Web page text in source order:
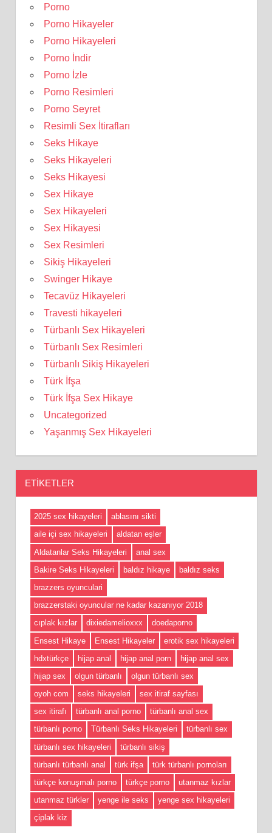
Porno
Porno Hikayeler
Porno Hikayeleri
Porno İndir
Porno İzle
Porno Resimleri
Porno Seyret
Resimli Sex İtirafları
Seks Hikaye
Seks Hikayeleri
Seks Hikayesi
Sex Hikaye
Sex Hikayeleri
Sex Hikayesi
Sex Resimleri
Sikiş Hikayeleri
Swinger Hikaye
Tecavüz Hikayeleri
Travesti hikayeleri
Türbanlı Sex Hikayeleri
Türbanlı Sex Resimleri
Türbanlı Sikiş Hikayeleri
Türk İfşa
Türk İfşa Sex Hikaye
Uncategorized
Yaşanmış Sex Hikayeleri
ETIKETLER
2025 sex hikayeleri
ablasını sikti
aile içi sex hikayeleri
aldatan eşler
Aldatanlar Seks Hikayeleri
anal sex
Bakire Seks Hikayeleri
baldız hikaye
baldız seks
brazzers oyunculari
brazzerstaki oyuncular ne kadar kazanıyor 2018
cıplak kızlar
dixiedamelioxxx
doedaporno
Ensest Hikaye
Ensest Hikayeler
erotik sex hikayeleri
hdxtürkçe
hijap anal hijap anal porn
hijap anal sex
hijap sex
olgun türbanlı
olgun türbanlı sex
oyoh com
seks hikayeleri
sex itiraf sayfası
sex itirafı
türbanlı anal porno
türbanlı anal sex
türbanlı porno
Türbanlı Seks Hikayeleri
türbanlı sex
türbanlı sex hikayeleri
türbanlı sikiş
türbanlı türbanlı anal
türk ifşa
türk türbanlı pornoları
türkçe konuşmalı porno
türkçe porno
utanmaz kızlar
utanmaz türkler
yenge ile seks
yenge sex hikayeleri
çiplak kiz